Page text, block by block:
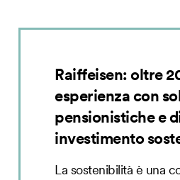
Raiffeisen: oltre
esperienza con
pensionistiche e
investimento
La sostenibilità è una